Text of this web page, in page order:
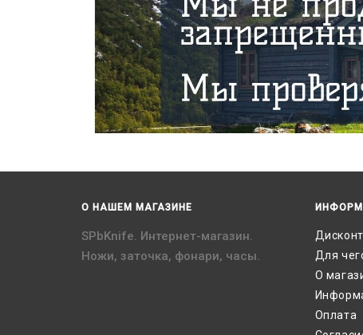
О НАШЕМ МАГАЗИНЕ
SPbKnife. Интернет-магазин.
Ножи, заточка, фонари, часы.
Для
О
Оплата